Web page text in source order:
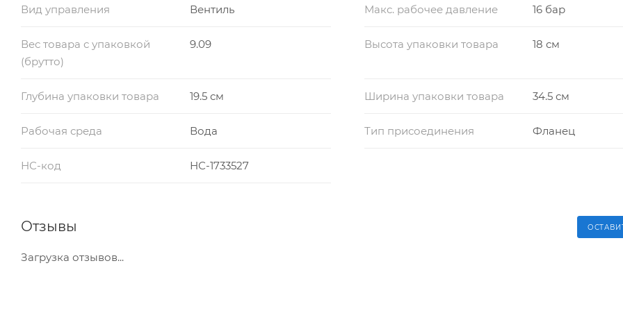
Вид управления Вентиль Макс. рабочее давление 16 бар
Вес товара с упаковкой
(брутто)
9.09 Высота упаковки товара 18 см
Глубина упаковки товара 19.5 см Ширина упаковки товара 34.5 см
Рабочая среда Вода Тип присоединения Фланец
НС-код НС-1733527
Отзывы
Загрузка отзывов...